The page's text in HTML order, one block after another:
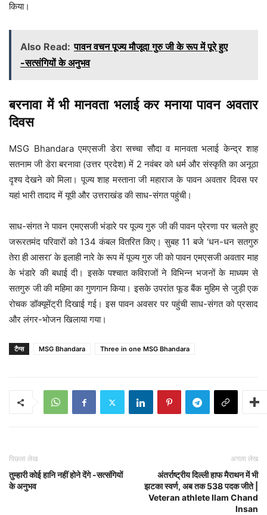
किया।
Also Read: पावन वचन पूज्य मौजूदा गुरु जी के रूप में पूरे हुए
-सत्संगियों के अनुभव
बरनावा में भी मानवता भलाई कर मनाया पावन अवतार
दिवस
MSG Bhandara एमएसजी डेरा सच्चा सौदा व मानवता भलाई केन्द्र शाह
सतनाम जी डेरा बरनावा (उत्तर प्रदेश) में 2 नवंबर को धर्म और संस्कृति का अनूठा
दृश्य देखने को मिला। पूज्य शाह मस्ताना जी महाराज के पावन अवतार दिवस पर
यहां भारी तादाद में यूपी और उत्तराखंड की साध-संगत पहुंची।
साध-संगत ने पावन एमएसजी भंडारे पर पूज्य गुरु जी की पावन प्रेरणा पर चलते हुए
जरूरतमंद परिवारों को 134 कंबल वितरित किए। सुबह 11 बजे ‘धन-धन सतगुरु
तेरा ही आसरा’ के इलाही नारे के रूप में पूज्य गुरु जी को पावन एमएसजी अवतार माह
के भंडारे की बधाई दी। इसके पश्चात कविराजों ने विभिन्न भजनों के माध्यम से
सतगुरु जी की महिमा का गुणगान किया। इसके उपरांत फूड बैंक मुहिम से जुड़ी एक
रोचक डॉक्यूमेंट्री दिखाई गई। इस पावन अवसर पर पहुंची साध-संगत को प्रसाद
और लंगर-भोजन खिलाया गया।
टैग्स MSG Bhandara Three in one MSG Bhandara
पिछला लेख
तुम्हारी कोई हानि नहीं होने देंगे -सत्संगियों
के अनुभव
अगला लेख
अंतर्राष्ट्रीय दिल्ली हाफ मैराथन में भी
झटका स्वर्ण, अब तक 538 पदक जीते |
Veteran athlete Ilam Chand
Insan